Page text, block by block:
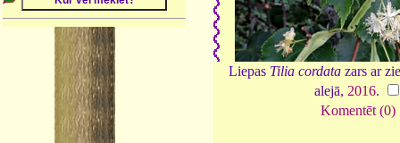
Liepas Tilia cordata zars ar
alejā, 2016.
Komentēt (0)